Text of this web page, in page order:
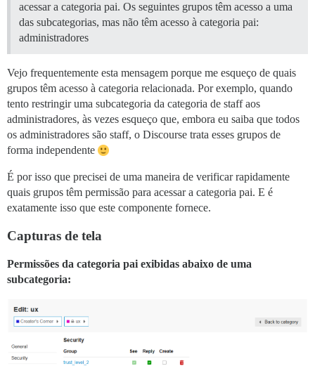
acessar a categoria pai. Os seguintes grupos têm acesso a uma
das subcategorias, mas não têm acesso à categoria pai:
administradores
Vejo frequentemente esta mensagem porque me esqueço de quais
grupos têm acesso à categoria relacionada. Por exemplo, quando
tento restringir uma subcategoria da categoria de staff aos
administradores, às vezes esqueço que, embora eu saiba que todos
os administradores são staff, o Discourse trata esses grupos de
forma independente
É por isso que precisei de uma maneira de verificar rapidamente
quais grupos têm permissão para acessar a categoria pai. E é
exatamente isso que este componente fornece.
Capturas de tela
Permissões da categoria pai exibidas abaixo de uma
subcategoria: